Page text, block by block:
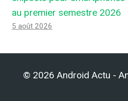
au premier semestre 2026
5 août 2026
© 2026 Android Actu -